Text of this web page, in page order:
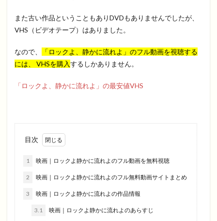
また古い作品ということもありDVDもありませんでしたが、
VHS（ビデオテープ）はありました。
なので、
「ロックよ、静かに流れよ」のフル動画を視聴する
には、 VHSを購入するしかありません。
「ロックよ、静かに流れよ」の最安値VHS
目次
1 映画｜ロックよ静かに流れよのフル動画を無料視聴
2 映画｜ロックよ静かに流れよのフル無料動画サイトまとめ
3 映画｜ロックよ静かに流れよの作品情報
3.1 映画｜ロックよ静かに流れよのあらすじ